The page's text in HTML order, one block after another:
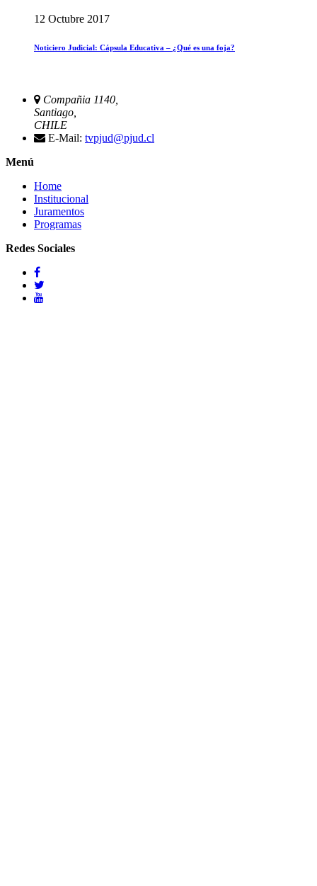
12 Octubre 2017
Noticiero Judicial: Cápsula Educativa – ¿Qué es una foja?
Compañia 1140,
Santiago,
CHILE
E-Mail: tvpjud@pjud.cl
Menú
Home
Institucional
Juramentos
Programas
Redes Sociales